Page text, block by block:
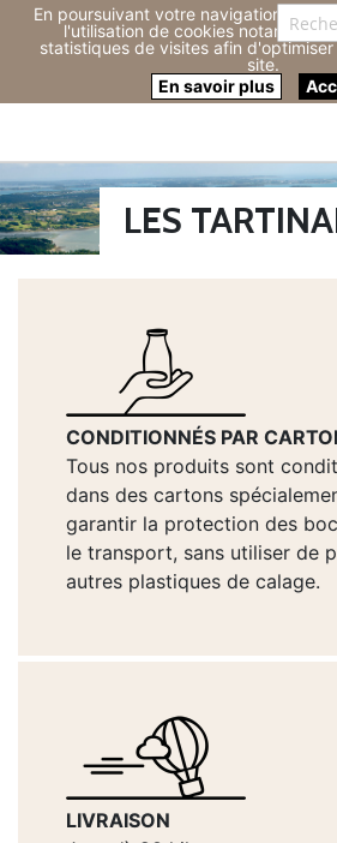
En poursuivant votre navigation sur ce
l'utilisation de cookies notamment
statistiques de visites afin
site.
En savoir plus
LES
CONDITIONNÉS PAR
Tous nos produits sont
dans des cartons
garantir la protection des
le transport, sans utiliser de
autres plastiques de calage.
LIVRAISON